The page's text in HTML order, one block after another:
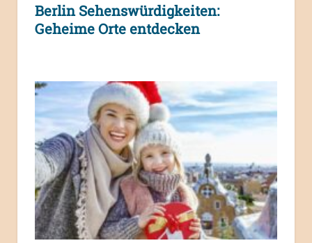
Berlin Sehenswürdigkeiten:
Geheime Orte entdecken